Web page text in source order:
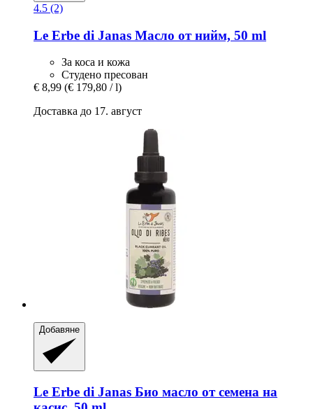
4.5 (2)
Le Erbe di Janas Масло от нийм, 50 ml
За коса и кожа
Студено пресован
€ 8,99 (€ 179,80 / l)
Доставка до 17. август
Добавяне
Le Erbe di Janas Био масло от семена на